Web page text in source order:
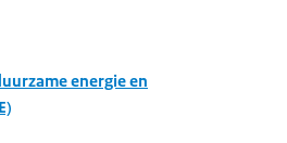
energie en